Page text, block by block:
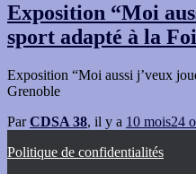
Exposition “Moi
sport adapté à la
Exposition “Moi aussi j’veux
Grenoble
ParCDSA 38, il y a 10 mois24
Politique de confidentialités